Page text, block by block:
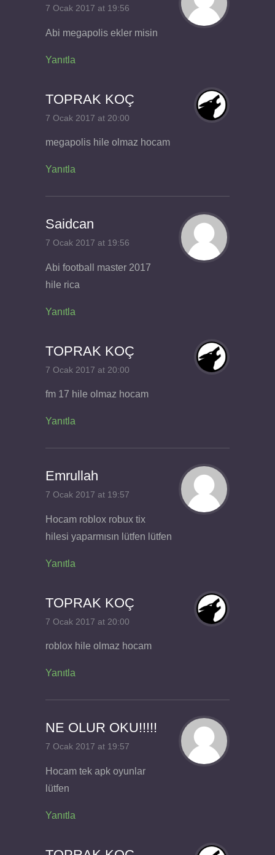
7 Ocak 2017 at 19:56
Abi megapolis ekler misin
Yanıtla
TOPRAK KOÇ
7 Ocak 2017 at 20:00
megapolis hile olmaz hocam
Yanıtla
Saidcan
7 Ocak 2017 at 19:56
Abi football master 2017
hile rica
Yanıtla
TOPRAK KOÇ
7 Ocak 2017 at 20:00
fm 17 hile olmaz hocam
Yanıtla
Emrullah
7 Ocak 2017 at 19:57
Hocam roblox robux tix
hilesi yaparmısın lütfen lütfen
Yanıtla
TOPRAK KOÇ
7 Ocak 2017 at 20:00
roblox hile olmaz hocam
Yanıtla
NE OLUR OKU!!!!!
7 Ocak 2017 at 19:57
Hocam tek apk oyunlar
lütfen
Yanıtla